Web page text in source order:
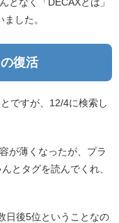
した。
復活
ですが、12/4に検索し
が薄くなったが、プラ
とタグを読んでくれ、
後5位ということなの